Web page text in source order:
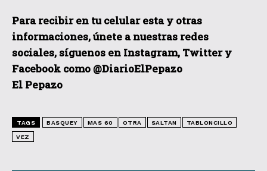
Para recibir en tu celular esta y otras
informaciones, únete a nuestras redes
sociales, síguenos en Instagram, Twitter y
Facebook como @DiarioElPepazo
El Pepazo
TAGS BASQUEY MAS 60 OTRA SALTAN TABLONCILLO
VEZ